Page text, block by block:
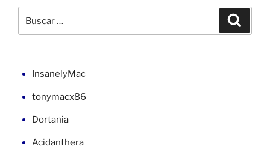
en
por:
InsanelyMac
tonymacx86
Dortania
Acidanthera